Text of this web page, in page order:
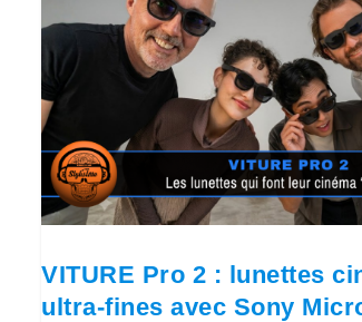
VITURE Pro 2 : lunettes
ultra-fines avec Sony